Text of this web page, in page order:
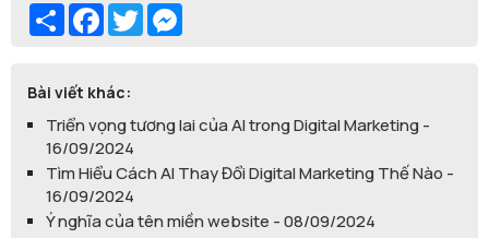
Share Facebook
Twitter
Bài viết khác:
Triển vọng tương lai của AI trong Digital Marketing -
16/09/2024
Tìm Hiểu Cách AI Thay Đổi Digital Marketing Thế Nào -
16/09/2024
Ý nghĩa của tên miền website - 08/09/2024